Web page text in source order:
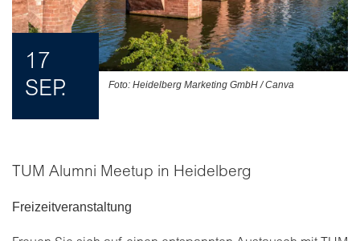
Foto: Heidelberg Marketing GmbH / Canva
17
SEP.
TUM Alumni Meetup in Heidelberg
Freizeitveranstaltung